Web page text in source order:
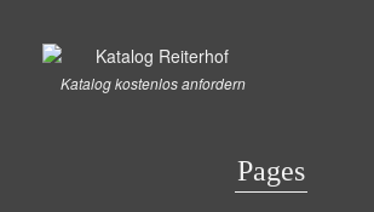
Katalog kostenlos anfordern
Pages